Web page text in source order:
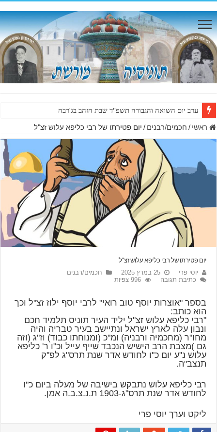
ערב יום השואה והגבורה תשפ"ד שבת הזהב בג'רבה
ראשי / חכמים/רבנים / יום פטירתו של רבי כליפא עלוש זצ"ל
יום פטירתו של רבי כליפא עלוש זצ"ל
יוסי פרי 25 במרץ 2025
חכמים/רבנים
כתיבת תגובה
996 צפיות
בספר "אוצרות יוסף טוב רואי" לרבי יוסף ילוז זצ"ל וכך
הוא כותב:
"רבי כליפא עלוש זצ"ל יליד העיר תוניס תלמיד חכם
ונבון עלה לארץ ישראל ונתיישב בעיר טבריה והיה
מחו"ר (מחכמיה ורבניה) ומ"כ (ומנוחתו כבוד) וז"ג (וזה
גם )מצבת הרב הישיש הנכבד שייף עייל וכ"ו ר' כליפא
עלוש נ"ע יום כ"ו לחודש אדר שנת תרס"ג לפ"ק
תנצב"ה.
רבי כליפא עלוש נתבקש בישיבה של מעלה ביום כ"ו
לחודש אדר שנת תרס"ג-1903 ת.נ.צ.ב.ה אמן.
ליקט וערך יוסי פרי